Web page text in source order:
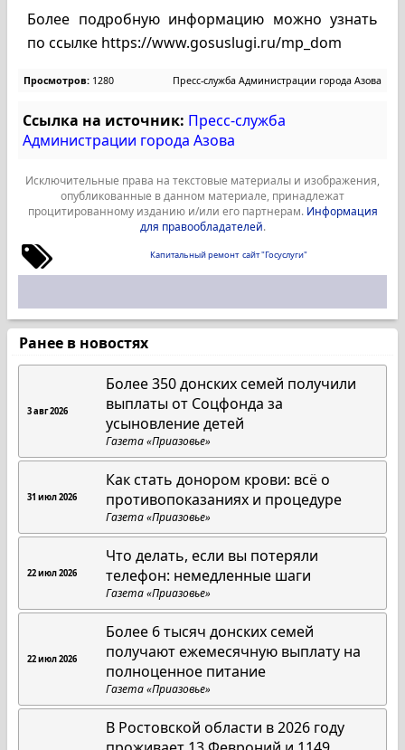
Более подробную информацию можно узнать
по ссылке https://www.gosuslugi.ru/mp_dom
Просмотров: 1280 Пресс-служба Администрации города Азова
Ссылка на источник: Пресс-служба
Администрации города Азова
Исключительные права на текстовые материалы и изображения,
опубликованные в данном материале, принадлежат
процитированному изданию и/или его партнерам. Информация
для правообладателей.
Капитальный ремонт сайт "Госуслуги"
Ранее в новостях
3 авг 2026
Более 350 донских семей получили
выплаты от Соцфонда за
усыновление детей
Газета «Приазовье»
31 июл 2026
Как стать донором крови: всё о
противопоказаниях и процедуре
Газета «Приазовье»
22 июл 2026
Что делать, если вы потеряли
телефон: немедленные шаги
Газета «Приазовье»
22 июл 2026
Более 6 тысяч донских семей
получают ежемесячную выплату на
полноценное питание
Газета «Приазовье»
В Ростовской области в 2026 году